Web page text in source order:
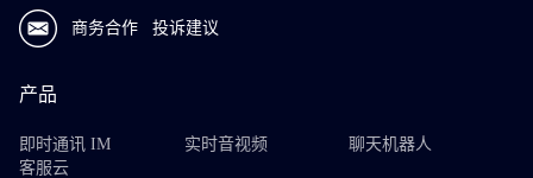
商务合作 投诉建议
产品
即时通讯 IM 实时音视频
聊天机器人
客服云